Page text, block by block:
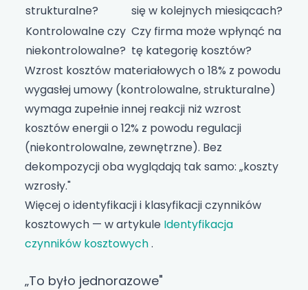
strukturalne?
się w kolejnych miesiącach?
Kontrolowalne czy
niekontrolowalne?
Czy firma może wpłynąć na
tę kategorię kosztów?
Wzrost kosztów materiałowych o 18% z powodu
wygasłej umowy (kontrolowalne, strukturalne)
wymaga zupełnie innej reakcji niż wzrost
kosztów energii o 12% z powodu regulacji
(niekontrolowalne, zewnętrzne). Bez
dekompozycji oba wyglądają tak samo: „koszty
wzrosły."
Więcej o identyfikacji i klasyfikacji czynników
kosztowych — w artykule Identyfikacja
czynników kosztowych.
„To było jednorazowe"